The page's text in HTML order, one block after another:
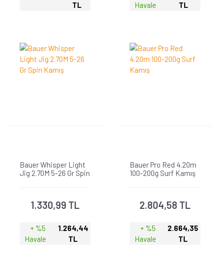
TL
Havale
TL
Bauer Whisper Light
Jig 2.70M 5-26 Gr Spin
1.330,99 TL
+ %5
Havale
1.264,44
TL
Bauer Pro Red 4.20m
100-200g Surf Kamış
2.804,58 TL
+ %5
Havale
2.664,35
TL